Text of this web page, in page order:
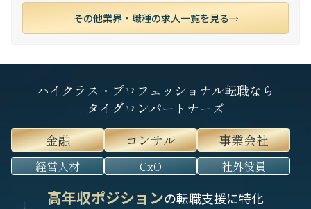
その他業界・職種の求人一覧を見る
ハイクラス・プロフェッショナル転職なら
タイグロンパートナーズ
金融
コンサル 事業会社
経営人材 CxO 社外役員
高年収ポジションの転職支援に特化